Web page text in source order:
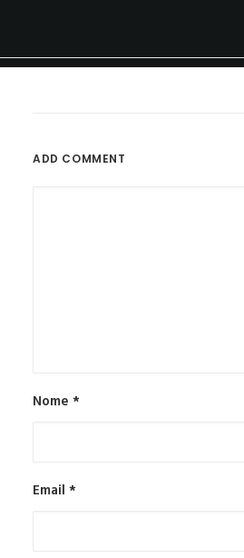
ADD COMMENT
Nome *
Email *